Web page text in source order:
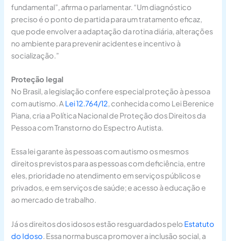
fundamental”, afirma o parlamentar. “Um diagnóstico
preciso é o ponto de partida para um tratamento eficaz,
que pode envolver a adaptação da rotina diária, alterações
no ambiente para prevenir acidentes e incentivo à
socialização.”
Proteção legal
No Brasil, a legislação confere especial proteção à pessoa
com autismo. A Lei 12.764/12, conhecida como Lei Berenice
Piana, cria a Política Nacional de Proteção dos Direitos da
Pessoa com Transtorno do Espectro Autista.
Essa lei garante às pessoas com autismo os mesmos
direitos previstos para as pessoas com deficiência, entre
eles, prioridade no atendimento em serviços públicos e
privados, e em serviços de saúde; e acesso à educação e
ao mercado de trabalho.
Já os direitos dos idosos estão resguardados pelo Estatuto
do Idoso. Essa norma busca promover a inclusão social, a